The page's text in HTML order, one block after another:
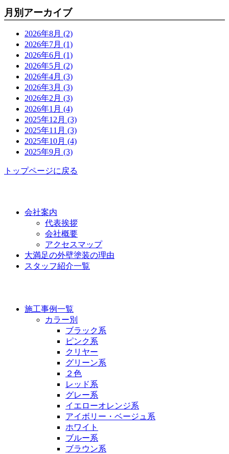
月別アーカイブ
2026年8月 (2)
2026年7月 (1)
2026年6月 (1)
2026年5月 (2)
2026年4月 (3)
2026年3月 (3)
2026年2月 (3)
2026年1月 (4)
2025年12月 (3)
2025年11月 (3)
2025年10月 (4)
2025年9月 (3)
トップページに戻る
会社案内
代表挨拶
会社概要
アクセスマップ
大満足の外壁塗装の理由
スタッフ紹介一覧
施工事例一覧
カラー別
ブラック系
ピンク系
クリヤー
グリーン系
２色
レッド系
グレー系
イエローオレンジ系
アイボリー・ベージュ系
ホワイト
ブルー系
ブラウン系